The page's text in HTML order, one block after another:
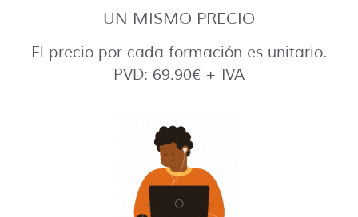
UN MISMO PRECIO
El precio por cada formación es unitario.
PVD: 69.90€ + IVA